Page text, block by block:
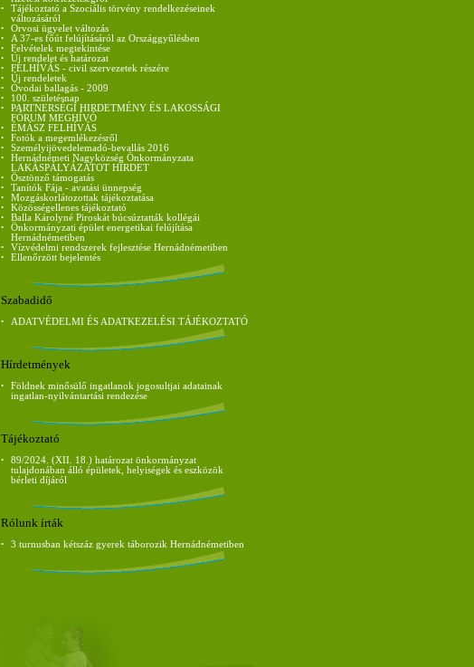
•
Tájékoztató a Szociális törvény rendelkezéseinek
változásáról
• Orvosi ügyelet változás
• A 37-es főút felújításáról az Országgyűlésben
• Felvételek megtekintése
• Új rendelet és határozat
• FELHÍVÁS - civil szervezetek részére
• Új rendeletek
• Óvodai ballagás - 2009
• 100. születésnap
•
PARTNERSÉGI HIRDETMÉNY ÉS LAKOSSÁGI
FÓRUM MEGHÍVÓ
• ÉMÁSZ FELHÍVÁS
• Fotók a megemlékezésről
• Személyijövedelemadó-bevallás 2016
•
Hernádnémeti Nagyközség Önkormányzata
LAKÁSPÁLYÁZATOT HIRDET
• Ösztönző támogatás
• Tanítók Fája - avatási ünnepség
• Mozgáskorlátozottak tájékoztatása
• Közösségellenes tájékoztató
• Balla Károlyné Piroskát búcsúztatták kollégái
•
Önkormányzati épület energetikai felújítása
Hernádnémetiben
• Vízvédelmi rendszerek fejlesztése Hernádnémetiben
• Ellenőrzött bejelentés
Szabadidő
• ADATVÉDELMI ÉS ADATKEZELÉSI TÁJÉKOZTATÓ
Hírdetmények
•
Földnek minősülő ingatlanok jogosultjai adatainak
ingatlan-nyilvántartási rendezése
Tájékoztató
•
89/2024. (XII. 18.) határozat önkormányzat
tulajdonában álló épületek, helyiségek és eszközök
bérleti díjáról
Rólunk írták
• 3 turnusban kétszáz gyerek táborozik Hernádnémetiben